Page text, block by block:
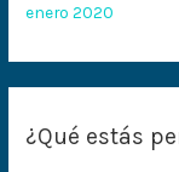
enero 2020
¿Qué estás